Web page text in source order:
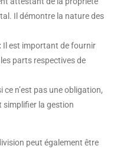
Il démontre la nature des
Il est important de fournir
parts respectives de
ce n’est pas une obligation,
simplifier la gestion
peut également être